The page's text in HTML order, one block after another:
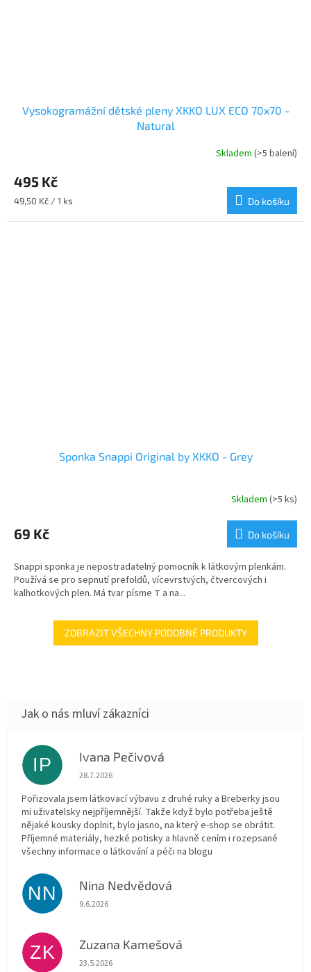
Vysokogramážní dětské pleny XKKO LUX ECO 70x70 -
Natural
produktu
je
5,0
z
Skladem(>5 balení)
495 Kč
Měrná
49,50 Kč / 1 ks Do košíku
Sponka Snappi Original by XKKO - Grey
Skladem (>5 ks)
69 Kč Do košíku
Snappi sponka je nepostradatelný pomocník k látkovým plenkám.
Používá se pro sepnutí prefoldů, vícevrstvých, čtvercových i
kalhotkových plen. Má tvar písme T a na...
ZOBRAZIT VŠECHNY PODOBNÉ PRODUKTY
IP Ivana Pečivová
Hodnocení obchodu je 5 z 5 hvězdiček.
28.7.2026
Pořizovala jsem látkovací výbavu z druhé ruky a Breberky jsou
mi uživatelsky nejpříjemnější. Takže když bylo potřeba ještě
nějaké kousky doplnit, bylo jasno, na který e-shop se obrátit.
Příjemné materiály, hezké potisky a hlavně cením i rozepsané
všechny informace o látkování a péči na blogu
NN Nina Nedvědová
Hodnocení obchodu je 5 z 5 hvězdiček.
9.6.2026
ZK Zuzana Kamešová
Hodnocení obchodu je 5 z 5 hvězdiček.
23.5.2026